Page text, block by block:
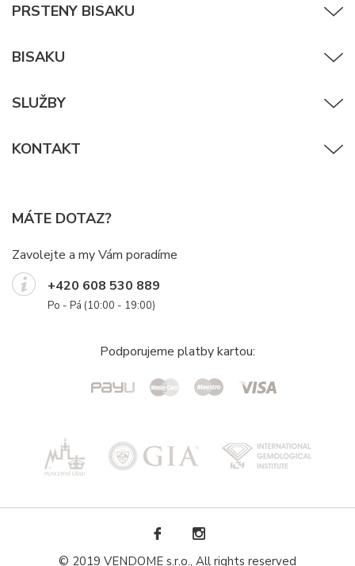
PRSTENY BISAKU
BISAKU
SLUŽBY
KONTAKT
MÁTE DOTAZ?
Zavolejte a my Vám poradíme
+420 608 530 889
Po - Pá (10:00 - 19:00)
Podporujeme platby kartou:
© 2019 VENDOME s.r.o., All rights reserved